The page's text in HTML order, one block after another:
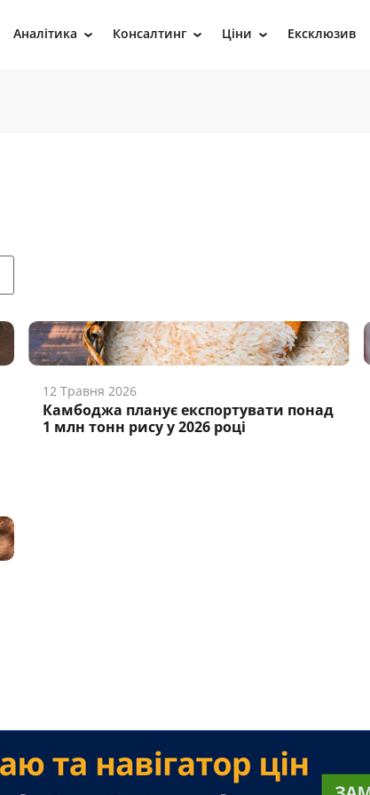
Аналітика › Консалтинг › Ціни › Ексклюзив
12 Травня 2026
Камбоджа планує експортувати понад
1 млн тонн рису у 2026 році